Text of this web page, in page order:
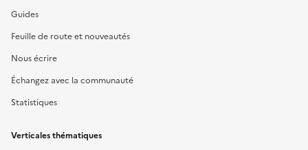
Guides
Feuille de route et nouveautés
Nous écrire
Échangez avec la communauté
Statistiques
Verticales thématiques